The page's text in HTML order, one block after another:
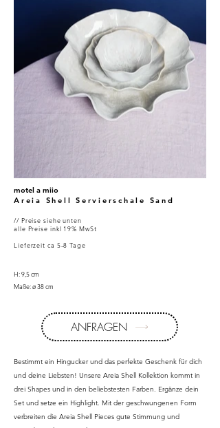
motel a miio
Areia Shell Servierschale Sand
// Preise siehe unten
alle Preise inkl 19% MwSt
Lieferzeit ca 5-8 Tage
H: 9,5 cm
Maße: ø 38 cm
ANFRAGEN
Bestimmt ein Hingucker und das perfekte Geschenk für dich
und deine Liebsten! Unsere Areia Shell Kollektion kommt in
drei Shapes und in den beliebstesten Farben. Ergänze dein
Set und setze ein Highlight. Mit der geschwungenen Form
verbreiten die Areia Shell Pieces gute Stimmung und